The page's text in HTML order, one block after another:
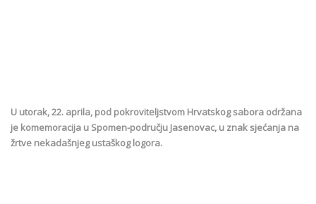
U utorak, 22. aprila, pod pokroviteljstvom Hrvatskog sabora održana
je komemoracija u Spomen-području Jasenovac, u znak sjećanja na
žrtve nekadašnjeg ustaškog logora.